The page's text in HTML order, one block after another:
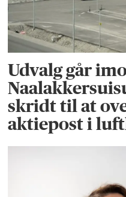
Udvalg går
skridt til at
aktiepost i